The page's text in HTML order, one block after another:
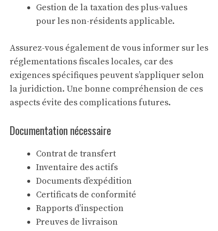
Gestion de lataxation des plus-values
pour les non-résidents applicable.
Assurez-vous également de vous informer sur les
réglementations fiscales locales, car des
exigences spécifiques peuvent s’appliquer selon
la juridiction. Une bonne compréhension de ces
aspects évite des complications futures.
Documentation nécessaire
Contrat de transfert
Inventaire des actifs
Documents d’expédition
Certificats de conformité
Rapports d’inspection
Preuves de livraison